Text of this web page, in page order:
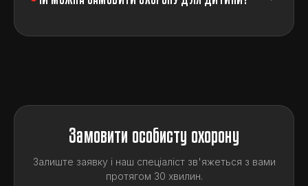
Замовити особисту охорону
Залиште заявку і наш спеціаліст зв'яжеться з вами
протягом 30 хвилин.